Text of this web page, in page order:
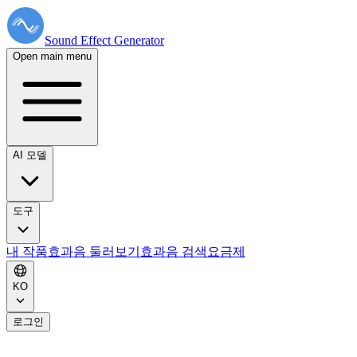
Sound Effect Generator
Open main menu
AI 모델
도구
내 작품효과음 둘러보기 효과음 검색 요금제
KO
로그인